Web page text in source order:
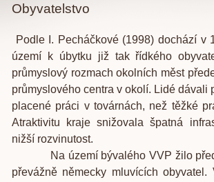
Obyvatelstvo
Podle I. Pecháčkové (1998) dochází v
území k úbytku již tak řídkého
průmyslový rozmach okolních měst
průmyslového centra v okolí. Lidé dávali
placené práci v továrnách, než těžké
Atraktivitu kraje snižovala špatná
nižší rozvinutost.
Na území bývalého VVP žilo před
převážně německy mluvících